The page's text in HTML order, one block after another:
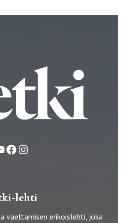
FacebookInstagram
lehti
vaeltamisen erikoislehti, joka